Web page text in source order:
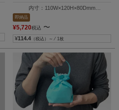
内寸：110W×120H×80Dmm
外寸：110W×165H×80Dmm
即納品
¥5,720税込 〜
¥114.4 （税込）～ ⁄ 1枚